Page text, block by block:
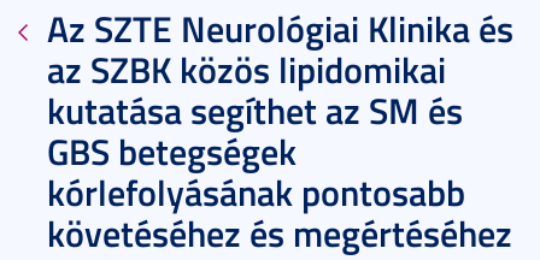
Az SZTE Neurológiai Klinika és
az SZBK közös lipidomikai
kutatása segíthet az SM és
GBS betegségek
kórlefolyásának pontosabb
követéséhez és megértéséhez